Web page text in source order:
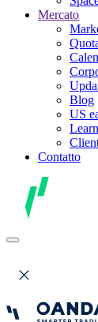
Mercato
Blog
US
Contatto